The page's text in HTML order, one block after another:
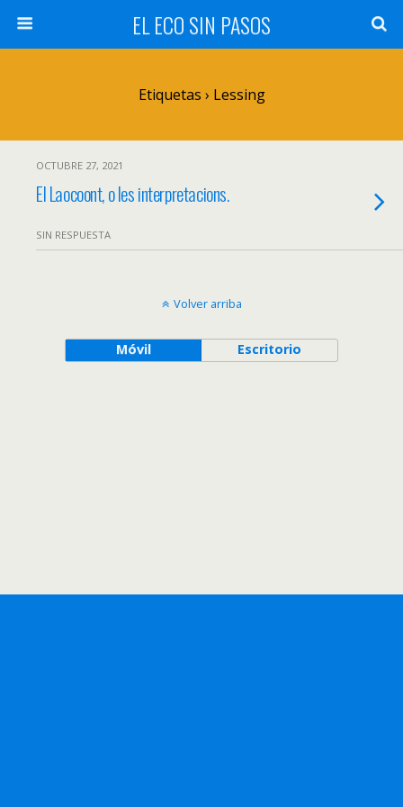
EL ECO SIN PASOS
Etiquetas › Lessing
OCTUBRE 27, 2021
El Laocoont, o les interpretacions.
SIN RESPUESTA
Volver arriba
Móvil Escritorio